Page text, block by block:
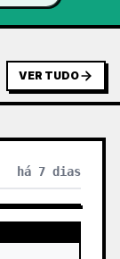
VER TUDO
há 7 dias